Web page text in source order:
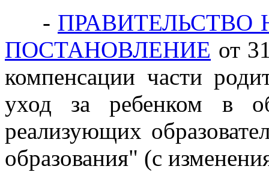
- ПРАВИТЕЛЬСТВО
ПОСТАНОВЛЕНИЕ от
компенсации части
уход за ребенком в
реализующих
образования" (с